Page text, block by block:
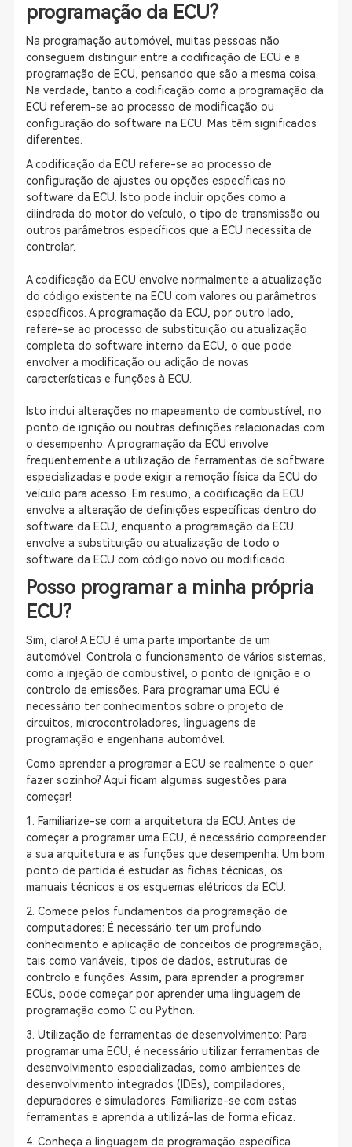
programação da ECU?
Na programação automóvel, muitas pessoas não
conseguem distinguir entre a codificação de ECU e a
programação de ECU, pensando que são a mesma coisa.
Na verdade, tanto a codificação como a programação da
ECU referem-se ao processo de modificação ou
configuração do software na ECU. Mas têm significados
diferentes.
A codificação da ECU refere-se ao processo de
configuração de ajustes ou opções específicas no
software da ECU. Isto pode incluir opções como a
cilindrada do motor do veículo, o tipo de transmissão ou
outros parâmetros específicos que a ECU necessita de
controlar.
A codificação da ECU envolve normalmente a atualização
do código existente na ECU com valores ou parâmetros
específicos. A programação da ECU, por outro lado,
refere-se ao processo de substituição ou atualização
completa do software interno da ECU, o que pode
envolver a modificação ou adição de novas
características e funções à ECU.
Isto inclui alterações no mapeamento de combustível, no
ponto de ignição ou noutras definições relacionadas com
o desempenho. A programação da ECU envolve
frequentemente a utilização de ferramentas de software
especializadas e pode exigir a remoção física da ECU do
veículo para acesso. Em resumo, a codificação da ECU
envolve a alteração de definições específicas dentro do
software da ECU, enquanto a programação da ECU
envolve a substituição ou atualização de todo o
software da ECU com código novo ou modificado.
Posso programar a minha própria
ECU?
Sim, claro! A ECU é uma parte importante de um
automóvel. Controla o funcionamento de vários sistemas,
como a injeção de combustível, o ponto de ignição e o
controlo de emissões. Para programar uma ECU é
necessário ter conhecimentos sobre o projeto de
circuitos, microcontroladores, linguagens de
programação e engenharia automóvel.
Como aprender a programar a ECU se realmente o quer
fazer sozinho? Aqui ficam algumas sugestões para
começar!
1. Familiarize-se com a arquitetura da ECU: Antes de
começar a programar uma ECU, é necessário compreender
a sua arquitetura e as funções que desempenha. Um bom
ponto de partida é estudar as fichas técnicas, os
manuais técnicos e os esquemas elétricos da ECU.
2. Comece pelos fundamentos da programação de
computadores: É necessário ter um profundo
conhecimento e aplicação de conceitos de programação,
tais como variáveis, tipos de dados, estruturas de
controlo e funções. Assim, para aprender a programar
ECUs, pode começar por aprender uma linguagem de
programação como C ou Python.
3. Utilização de ferramentas de desenvolvimento: Para
programar uma ECU, é necessário utilizar ferramentas de
desenvolvimento especializadas, como ambientes de
desenvolvimento integrados (IDEs), compiladores,
depuradores e simuladores. Familiarize-se com estas
ferramentas e aprenda a utilizá-las de forma eficaz.
4. Conheça a linguagem de programação específica